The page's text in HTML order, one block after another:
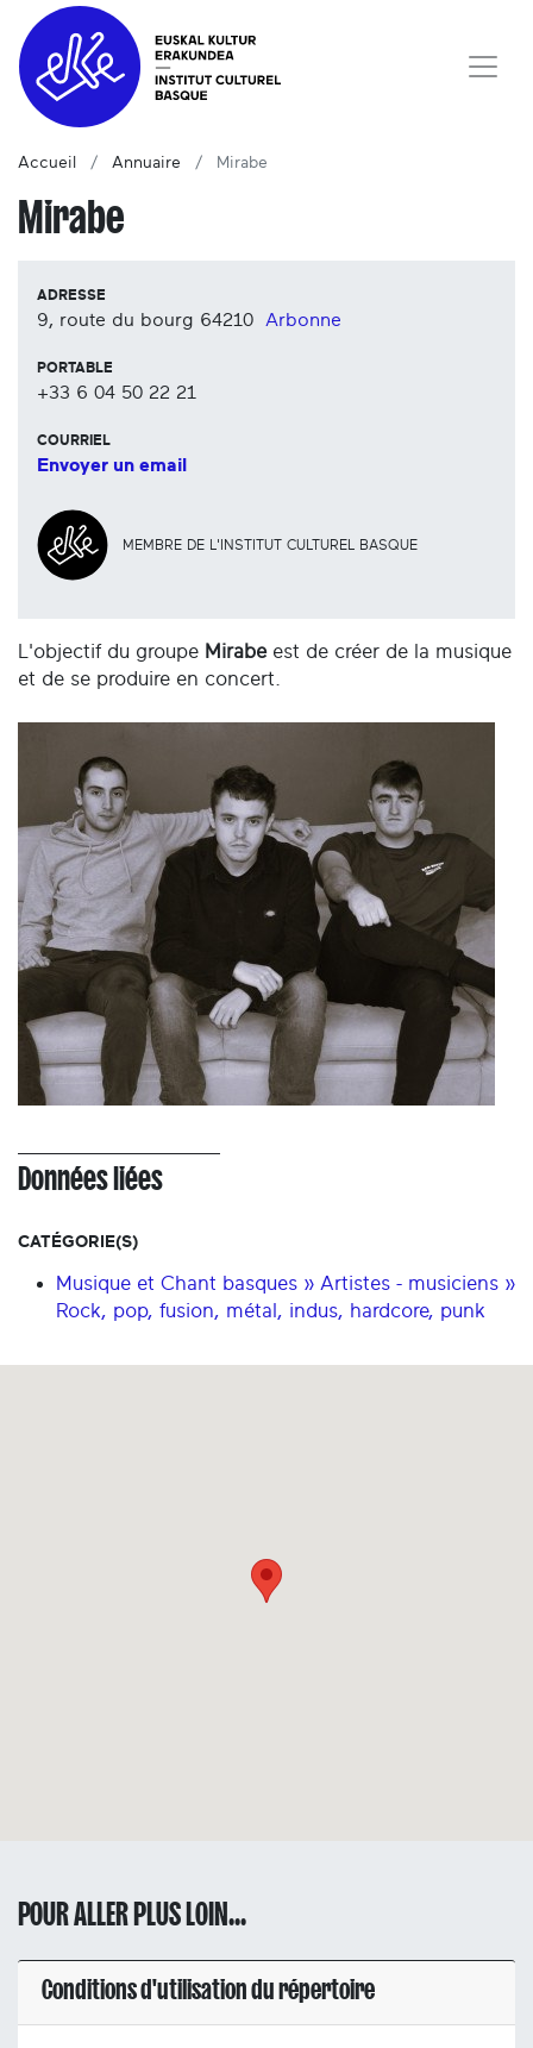
Accueil Annuaire Mirabe
Mirabe
ADRESSE
9, route du bourg 64210 Arbonne
PORTABLE
+33 6 04 50 22 21
COURRIEL
Envoyer un email
MEMBRE DE L'INSTITUT CULTUREL BASQUE
L'objectif du groupe Mirabeest de créer de la musique
et de se produire en concert.
Données liées
CATÉGORIE(S)
Musique et Chant basques » Artistes - musiciens »
Rock, pop, fusion, métal, indus, hardcore, punk
POUR ALLER PLUS LOIN...
Conditions d'utilisation du répertoire